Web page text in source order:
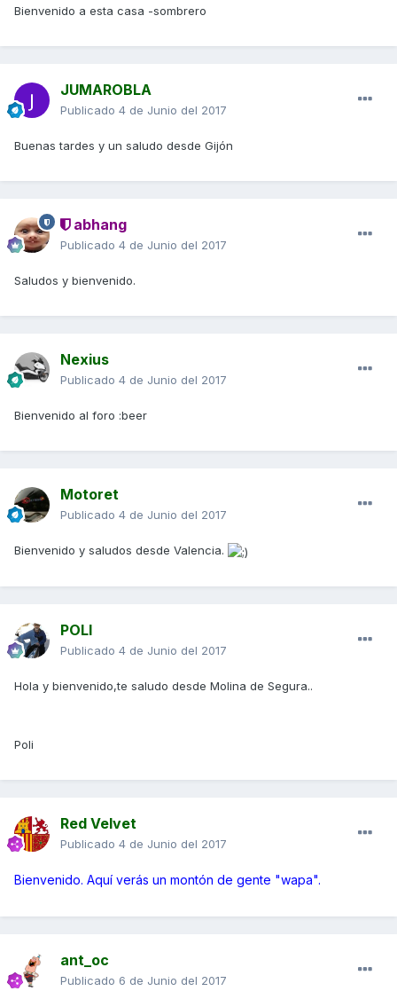
Bienvenido a esta casa -sombrero
JUMAROBLA
Publicado 4 de Junio del 2017
Buenas tardes y un saludo desde Gijón
abhang
Publicado 4 de Junio del 2017
Saludos y bienvenido.
Nexius
Publicado 4 de Junio del 2017
Bienvenido al foro :beer
Motoret
Publicado 4 de Junio del 2017
Bienvenido y saludos desde Valencia.
POLI
Publicado 4 de Junio del 2017
Hola y bienvenido,te saludo desde Molina de Segura..
Poli
Red Velvet
Publicado 4 de Junio del 2017
Bienvenido. Aquí verás un montón de gente "wapa".
ant_oc
Publicado 6 de Junio del 2017